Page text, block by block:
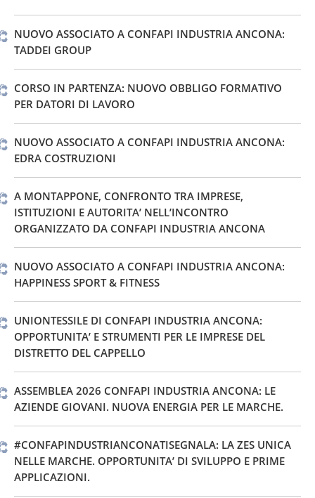
NUOVO ASSOCIATO A CONFAPI INDUSTRIA ANCONA:
TADDEI GROUP
CORSO IN PARTENZA: NUOVO OBBLIGO FORMATIVO
PER DATORI DI LAVORO
NUOVO ASSOCIATO A CONFAPI INDUSTRIA ANCONA:
EDRA COSTRUZIONI
A MONTAPPONE, CONFRONTO TRA IMPRESE,
ISTITUZIONI E AUTORITA’ NELL’INCONTRO
ORGANIZZATO DA CONFAPI INDUSTRIA ANCONA
NUOVO ASSOCIATO A CONFAPI INDUSTRIA ANCONA:
HAPPINESS SPORT & FITNESS
UNIONTESSILE DI CONFAPI INDUSTRIA ANCONA:
OPPORTUNITA’ E STRUMENTI PER LE IMPRESE DEL
DISTRETTO DEL CAPPELLO
ASSEMBLEA 2026 CONFAPI INDUSTRIA ANCONA: LE
AZIENDE GIOVANI. NUOVA ENERGIA PER LE MARCHE.
#CONFAPINDUSTRIANCONATISEGNALA: LA ZES UNICA
NELLE MARCHE. OPPORTUNITA’ DI SVILUPPO E PRIME
APPLICAZIONI.